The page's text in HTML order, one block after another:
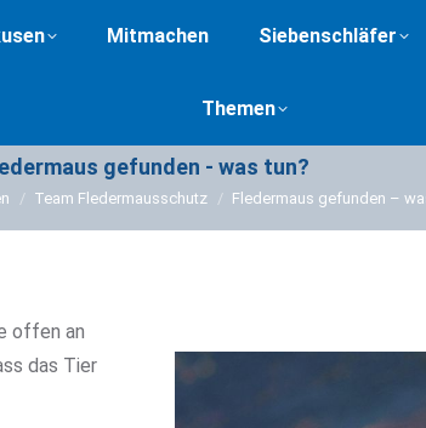
Mitmachen Siebenschläfer
Themen
gefunden - was tun?
Sie befinden sich hier:
Team Fledermausschutz Fledermaus gefunden –
offen an
das Tier